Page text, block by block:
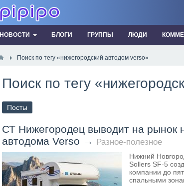
НОВОСТИ БЛОГИ ГРУППЫ ЛЮДИ
Поиск по тегу «нижегородский автодом verso»
Поиск по тегу
Посты
СТ Нижегородец выводит на рынок
автодома Verso → Разное-полезное
Нижний
Sollers SF-5
компании до
спальными